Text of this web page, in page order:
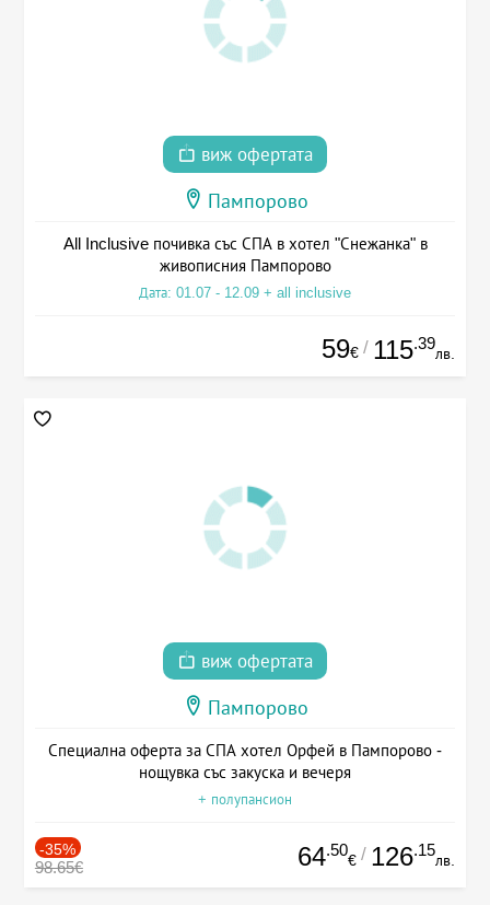
виж офертата
Пампорово
All Inclusive почивка със СПА в хотел "Снежанка" в
живописния Пампорово
Дата: 01.07 - 12.09 + all inclusive
59€ / 115.39
лв.
виж офертата
Пампорово
Специална оферта за СПА хотел Орфей в Пампорово -
нощувка със закуска и вечеря
+ полупансион
-35%
98.65€ 64.50
€ / 126.15
лв.